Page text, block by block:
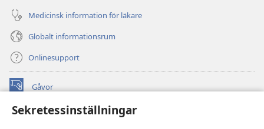
Sekretessinställningar
Medicinsk information för läkare
Globalt informationsrum
Onlinesupport
Gåvor
(öppnar
fönster) Watchtower ONLINE LIBRARY™